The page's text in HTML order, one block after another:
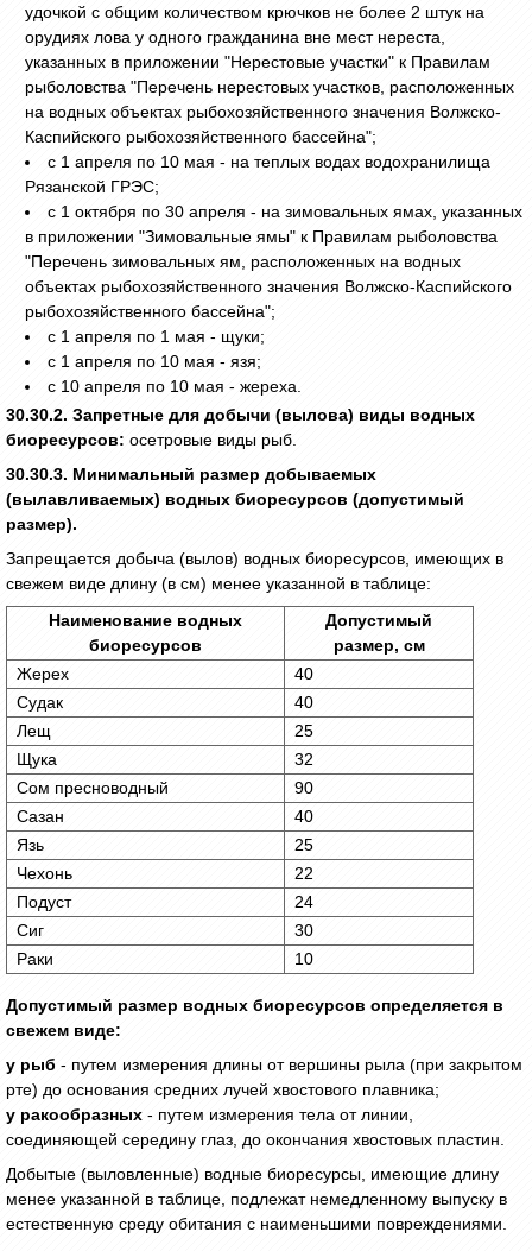
удочкой с общим количеством крючков не более 2 штук на
орудиях лова у одного гражданина вне мест нереста,
указанных в приложении "Нерестовые участки" к Правилам
рыболовства "Перечень нерестовых участков, расположенных
на водных объектах рыбохозяйственного значения Волжско-
Каспийского рыбохозяйственного бассейна";
с 1 апреля по 10 мая - на теплых водах водохранилища
Рязанской ГРЭС;
с 1 октября по 30 апреля - на зимовальных ямах, указанных
в приложении "Зимовальные ямы" к Правилам рыболовства
"Перечень зимовальных ям, расположенных на водных
объектах рыбохозяйственного значения Волжско-Каспийского
рыбохозяйственного бассейна";
с 1 апреля по 1 мая - щуки;
с 1 апреля по 10 мая - язя;
с 10 апреля по 10 мая - жереха.
30.30.2. Запретные для добычи (вылова) виды водных
биоресурсов: осетровые виды рыб.
30.30.3. Минимальный размер добываемых
(вылавливаемых) водных биоресурсов (допустимый
размер).
Запрещается добыча (вылов) водных биоресурсов, имеющих в
свежем виде длину (в см) менее указанной в таблице:
Наименование водных
биоресурсов
Допустимый
размер, см
Жерех
40
Судак
40
Лещ
25
Щука
32
Сом пресноводный
90
Сазан
40
Язь
25
Чехонь
22
Подуст
24
Сиг
30
Раки
10
Допустимый размер водных биоресурсов определяется в
свежем виде:
у рыб - путем измерения длины от вершины рыла (при закрытом
рте) до основания средних лучей хвостового плавника;
у ракообразных - путем измерения тела от линии,
соединяющей середину глаз, до окончания хвостовых пластин.
Добытые (выловленные) водные биоресурсы, имеющие длину
менее указанной в таблице, подлежат немедленному выпуску в
естественную среду обитания с наименьшими повреждениями.